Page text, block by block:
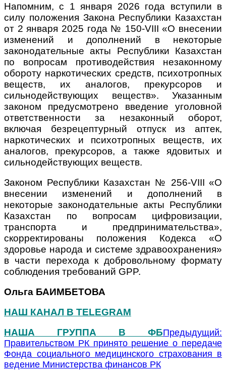
Напомним, с 1 января 2026 года вступили в
силу положения Закона Республики Казахстан
от 2 января 2025 года № 150-VIII «О внесении
изменений и дополнений в некоторые
законодательные акты Республики Казахстан
по вопросам противодействия незаконному
обороту наркотических средств, психотропных
веществ, их аналогов, прекурсоров и
сильнодействующих веществ». Указанным
законом предусмотрено введение уголовной
ответственности за незаконный оборот,
включая безрецептурный отпуск из аптек,
наркотических и психотропных веществ, их
аналогов, прекурсоров, а также ядовитых и
сильнодействующих веществ.
Законом Республики Казахстан № 256-VIII «О
внесении изменений и дополнений в
некоторые законодательные акты Республики
Казахстан по вопросам цифровизации,
транспорта и предпринимательства»,
скорректированы положения Кодекса «О
здоровье народа и системе здравоохранения»
в части перехода к добровольному формату
соблюдения требований GPP.
Ольга БАИМБЕТОВА
НАШ КАНАЛ В TELEGRAM
НАША ГРУППА В ФБПредыдущий:
Правительством РК принято решение о передаче
Фонда социального медицинского страхования в
ведение Министерства финансов РК